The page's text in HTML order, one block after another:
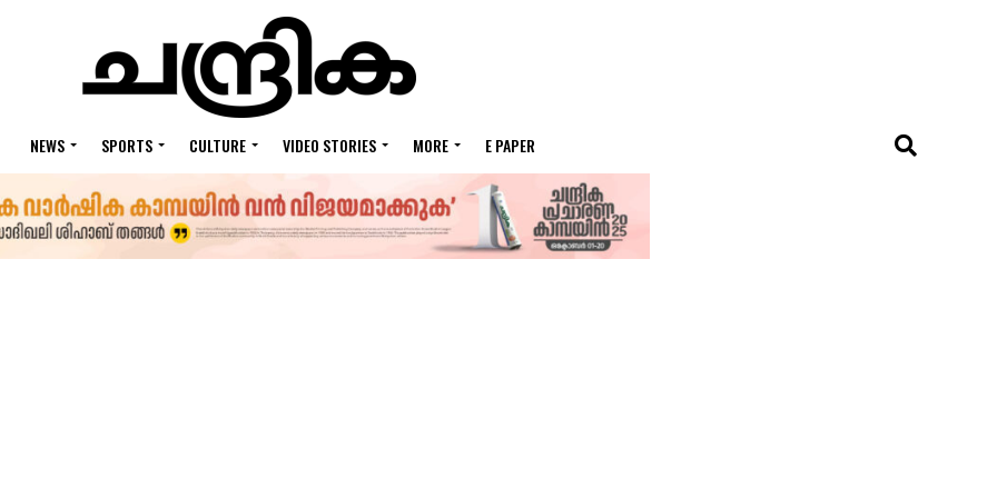
NEWS SPORTS CULTURE VIDEO STORIES MORE E PAPER